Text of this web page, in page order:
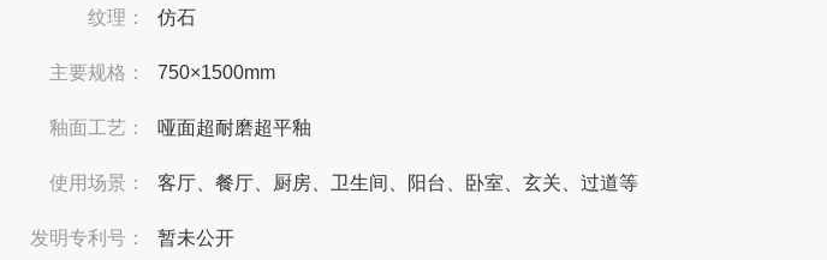
纹理： 仿石
主要规格： 750×1500mm
釉面工艺： 哑面超耐磨超平釉
使用场景： 客厅、餐厅、厨房、卫生间、阳台、卧室、玄关、过道等
发明专利号： 暂未公开